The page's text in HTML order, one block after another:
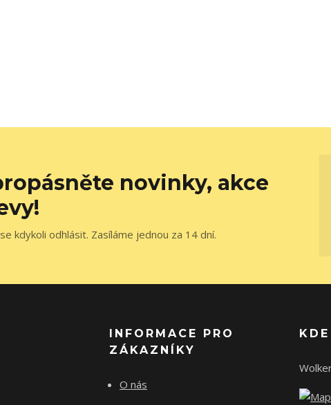
novinky, akce
kdykoli odhlásit. Zasíláme jednou za 14 dní.
INFORMACE PRO
ZÁKAZNÍKY
O nás